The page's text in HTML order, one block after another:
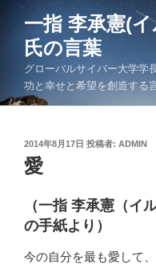
へ
一指 李承憲(
氏の言葉
グローバルサイバー大学学
功と幸せと希望を創造する
投
稿
日:
2014年8月17日 投稿者: ADMIN
愛
（一指 李承憲（イ
の手紙より）
今の自分を最も愛して